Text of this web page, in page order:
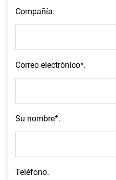
Compañía.
Correo electrónico*.
Su nombre*.
Teléfono.